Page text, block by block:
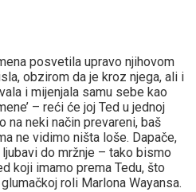
posvetila upravo njihovom
obzirom da je kroz njega, ali i
i mijenjala samu sebe kao
– reći će joj Ted u jednoj
na neki način prevareni, baš
ne vidimo ništa loše. Dapače,
do mržnje – tako bismo
koji imamo prema Tedu, što
roli Marlona Wayansa.